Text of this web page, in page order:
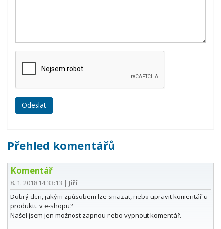
Přehled komentářů
Komentář
8. 1. 2018 14:33:13 | Jiří
Dobrý den, jakým způsobem lze smazat, nebo upravit komentář u
produktu v e-shopu?
Našel jsem jen možnost zapnou nebo vypnout komentář.